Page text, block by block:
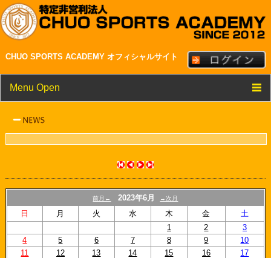
CHUO SPORTS ACADEMY オフィシャルサイト
Menu Open
スケジュール
リンク
前月← 2023年6月 →次月
日 月 火 水 木 金
土
1
2
3
4
5 6 7 8 9
10
11
12 13 14 15 16
17